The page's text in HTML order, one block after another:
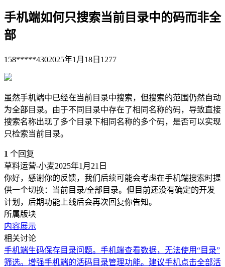
手机端如何只搜索当前目录中的码而非全
部
158*****4302025年1月18日 1277
虽然手机端中已经在当前目录中搜索，但搜索的范围仍然自动
为全部目录。由于不同目录中存在了相同名称的码，导致直接
搜索名称出现了多个目录下相同名称的多个码，是否可以实现
只检索当前目录。
1 个回复
草料运营-小麦2025年1月21日
你好，感谢你的反馈，我们后续可能会考虑在手机端搜索时提
供一个切换：当前目录/全部目录。但目前还没有确定的开发
计划，后期功能上线后会再次回复你告知。
所属版块
内容展示
相关讨论
手机端生码保存目录问题。 手机端查看数据，无法使用“目录”
筛选。 增强手机端的活码目录管理功能。 建议手机点击全部活